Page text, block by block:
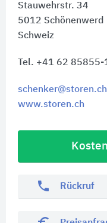
Stauwehrstr. 34
5012 Schönenwerd
Schweiz
Tel. +41 62 85855-
schenker@storen.ch
www.storen.ch
phone Rückruf